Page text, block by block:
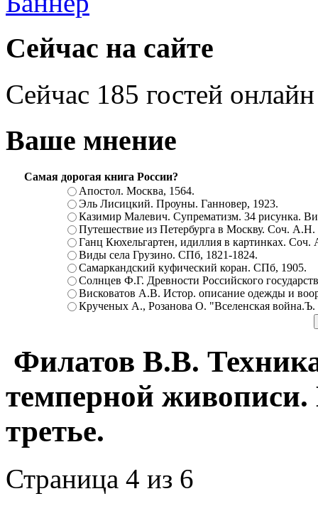
Сейчас на сайте
Сейчас 185 гостей онлайн
Ваше мнение
Самая дорогая книга России?
Апостол. Москва, 1564.
Эль Лисицкий. Проуны. Ганновер, 1923.
Казимир Малевич. Супрематизм. 34 рисунка.
Путешествие из Петербурга в Москву. Соч.
Ганц Кюхельгартен, идиллия в картинках.
Виды села Грузино. СПб, 1821-1824.
Самаркандский куфический коран. СПб, 1905.
Солнцев Ф.Г. Древности Российского
Висковатов А.В. Истор. описание одежды и
Крученых А., Розанова О. "Вселенская
Филатов В.В.
темперной
третье.
Страница 4 из 6